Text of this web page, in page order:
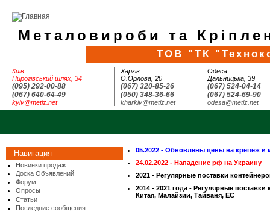
Металовироби та
ТОВ "ТК
Київ
Пирогівський шлях, 34
(095) 292-00-88
(067) 640-64-49
kyiv@metiz.net
Харків
О.Орлова, 20
(067) 320-85-26
(050) 348-36-66
kharkiv@metiz.net
Одеса
Дальницька, 39
(067) 524-04-14
(067) 524-69-90
odesa@metiz.net
Навигация
Новинки продаж
Доска Объявлений
Форум
Опросы
Статьи
Последние сообщения
05.2022 - Обновлены цены на крепеж и
24.02.2022 - Нападение рф на Украину
2021 - Регулярные поставки
2014 - 2021 года - Регулярные
Китая, Малайзии, Тайваня, ЕС